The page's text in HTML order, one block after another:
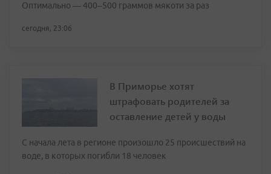
Оптимально — 400–500 граммов мякоти за раз
сегодня, 23:06
В Приморье хотят
штрафовать родителей за
оставление детей у воды
С начала лета в регионе произошло 25 происшествий на
воде, в которых погибли 18 человек